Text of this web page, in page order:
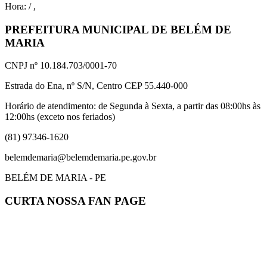
Hora: / ,
PREFEITURA MUNICIPAL DE BELÉM DE
MARIA
CNPJ nº 10.184.703/0001-70
Estrada do Ena, nº S/N, Centro CEP 55.440-000
Horário de atendimento: de Segunda à Sexta, a partir das 08:00hs às
12:00hs (exceto nos feriados)
(81) 97346-1620
belemdemaria@belemdemaria.pe.gov.br
BELÉM DE MARIA - PE
CURTA NOSSA FAN PAGE